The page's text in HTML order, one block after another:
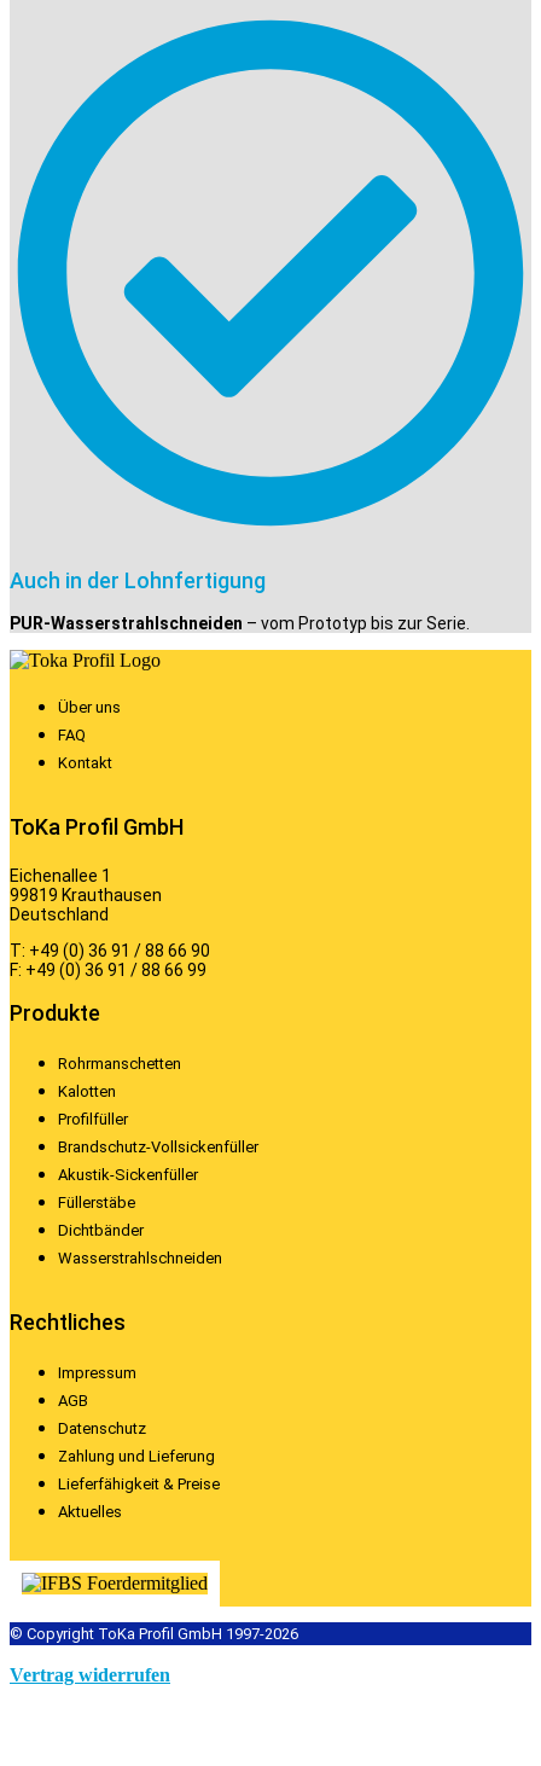
Auch in der Lohnfertigung
PUR-Wasserstrahlschneiden – vom Prototyp bis zur Serie.
Über uns
FAQ
Kontakt
ToKa Profil GmbH
Eichenallee 1
99819 Krauthausen
Deutschland
T: +49 (0) 36 91 / 88 66 90
F: +49 (0) 36 91 / 88 66 99
Produkte
Rohrmanschetten
Kalotten
Profilfüller
Brandschutz-Vollsickenfüller
Akustik-Sickenfüller
Füllerstäbe
Dichtbänder
Wasserstrahlschneiden
Rechtliches
Impressum
AGB
Datenschutz
Zahlung und Lieferung
Lieferfähigkeit & Preise
Aktuelles
© Copyright ToKa Profil GmbH 1997-2026
Vertrag widerrufen